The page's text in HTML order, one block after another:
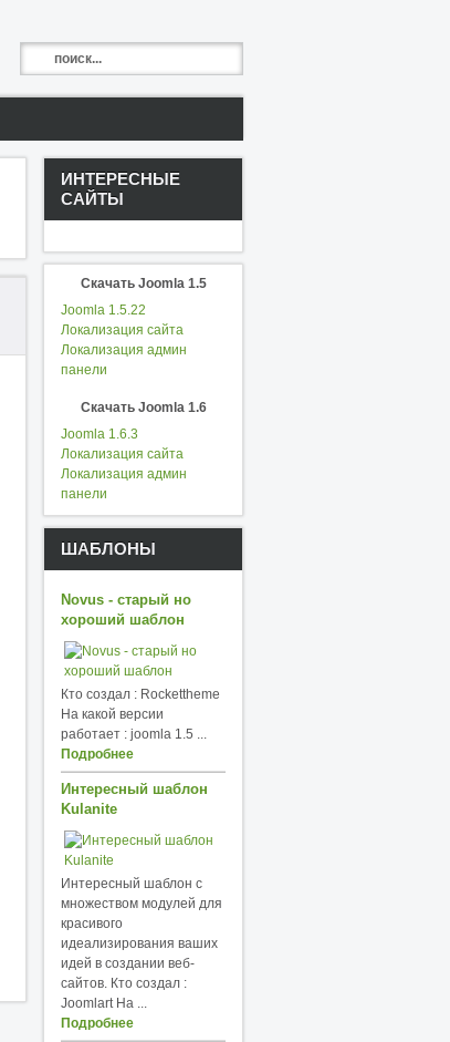
ИНТЕРЕСНЫЕ
САЙТЫ
Скачать Joomla 1.5
Joomla 1.5.22
Локализация сайта
Локализация админ
панели
Скачать Joomla 1.6
Joomla 1.6.3
Локализация сайта
Локализация админ
панели
ШАБЛОНЫ
Novus - старый но
хороший шаблон
Кто создал : Rockettheme
На какой версии
работает : joomla 1.5 ...
Подробнее
Интересный шаблон
Kulanite
Интересный шаблон с
множеством модулей для
красивого
идеализирования ваших
идей в создании веб-
сайтов. Кто создал :
Joomlart На ...
Подробнее